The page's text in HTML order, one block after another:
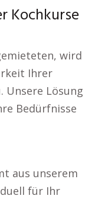
Kochkurse
wird
Ihrer
Unsere Lösung
Bedürfnisse
aus unserem
für Ihr